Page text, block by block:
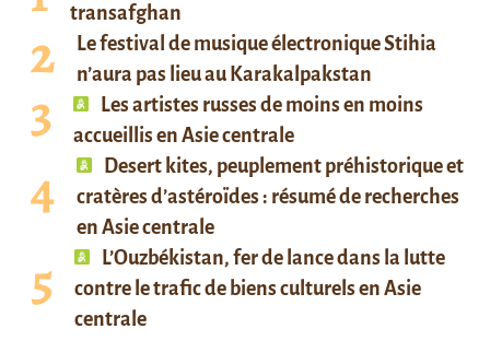
transafghan
Le festival de musique électronique Stihia
n’aura pas lieu au Karakalpakstan
Les artistes russes de moins en moins
accueillis en Asie centrale
Desert kites, peuplement préhistorique et
cratères d’astéroïdes : résumé de recherches
en Asie centrale
L’Ouzbékistan, fer de lance dans la lutte
contre le trafic de biens culturels en Asie
centrale